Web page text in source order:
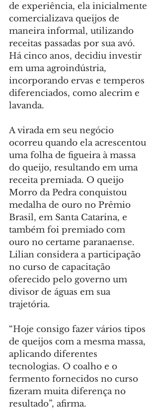
de experiência, ela inicialmente
comercializava queijos de
maneira informal, utilizando
receitas passadas por sua avó.
Há cinco anos, decidiu investir
em uma agroindústria,
incorporando ervas e temperos
diferenciados, como alecrim e
lavanda.
A virada em seu negócio
ocorreu quando ela acrescentou
uma folha de figueira à massa
do queijo, resultando em uma
receita premiada. O queijo
Morro da Pedra conquistou
medalha de ouro no Prêmio
Brasil, em Santa Catarina, e
também foi premiado com
ouro no certame paranaense.
Lilian considera a participação
no curso de capacitação
oferecido pelo governo um
divisor de águas em sua
trajetória.
“Hoje consigo fazer vários tipos
de queijos com a mesma massa,
aplicando diferentes
tecnologias. O coalho e o
fermento fornecidos no curso
fizeram muita diferença no
resultado”, afirma.